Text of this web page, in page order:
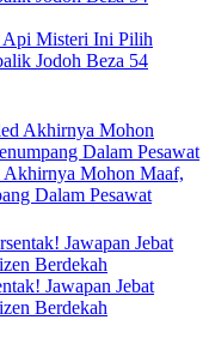
Api Misteri Ini Pilih
Jodoh Beza 54
Akhirnya Mohon Maaf,
Dalam Pesawat
Jawapan Jebat
Berdekah